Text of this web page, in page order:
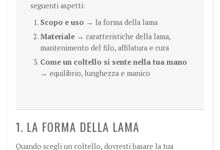
seguenti aspetti:
Scopo e uso → la forma della lama
Materiale → caratteristiche della lama,
mantenimento del filo, affilatura e cura
Come un coltello si sente nella tua mano
→ equilibrio, lunghezza e manico
1. LA FORMA DELLA LAMA
Quando scegli un coltello, dovresti basare la tua